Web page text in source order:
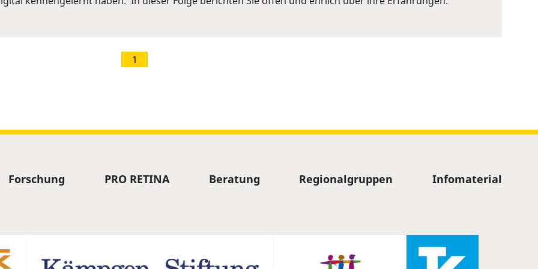
1
Forschung PRO RETINA Beratung Regionalgruppen Infomaterial